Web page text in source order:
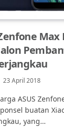
Max
23 April 2018
ASUS
buatan
yang…